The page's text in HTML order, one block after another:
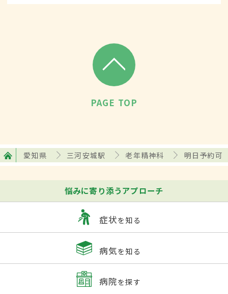
PAGE TOP
愛知県 三河安城駅 老年精神科 明日予約可
悩みに寄り添うアプローチ
症状を知る
病気を知る
病院を探す